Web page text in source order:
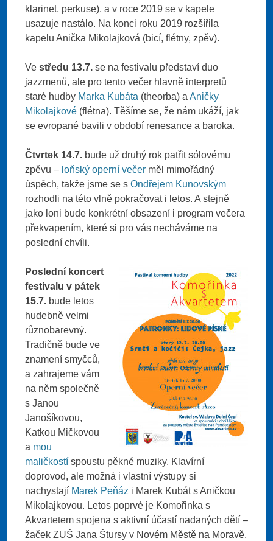
klarinet, perkuse), a v roce 2019 se v kapele
usazuje nastálo. Na konci roku 2019 rozšířila
kapelu Anička Mikolajková (bicí, flétny, zpěv).
Ve středu 13.7. se na festivalu představí duo
jazzmenů, ale pro tento večer hlavně interpretů
staré hudby Marka Kubáta (theorba) aAničky
Mikolajkové (flétna). Těšíme se, že nám ukáží, jak
se evropané bavili v období renesance a baroka.
Čtvrtek 14.7. bude už druhý rok patřit sólovému
zpěvu – loňský operní večer měl mimořádný
úspěch, takže jsme se sOndřejem Kunovským
rozhodli na této vlně pokračovat i letos. A stejně
jako loni bude konkrétní obsazení i program večera
překvapením, které si pro vás necháváme na
poslední chvíli.
Poslední koncert
festivalu v pátek
15.7. bude letos
hudebně velmi
různobarevný.
Tradičně bude ve
znamení smyčců,
a zahrajeme vám
na něm společně
s Janou
Janošíkovou,
Katkou Mičkovou
a mou
maličkostí spoustu pěkné muziky. Klavírní
doprovod, ale možná i vlastní výstupy si
nachystají Marek Peňáz i Marek Kubát s Aničkou
Mikolajkovou. Letos poprvé je Komořinka s
Akvartetem spojena s aktivní účastí nadaných dětí –
žaček ZUŠ Jana Štursy v Novém Městě na Moravě.